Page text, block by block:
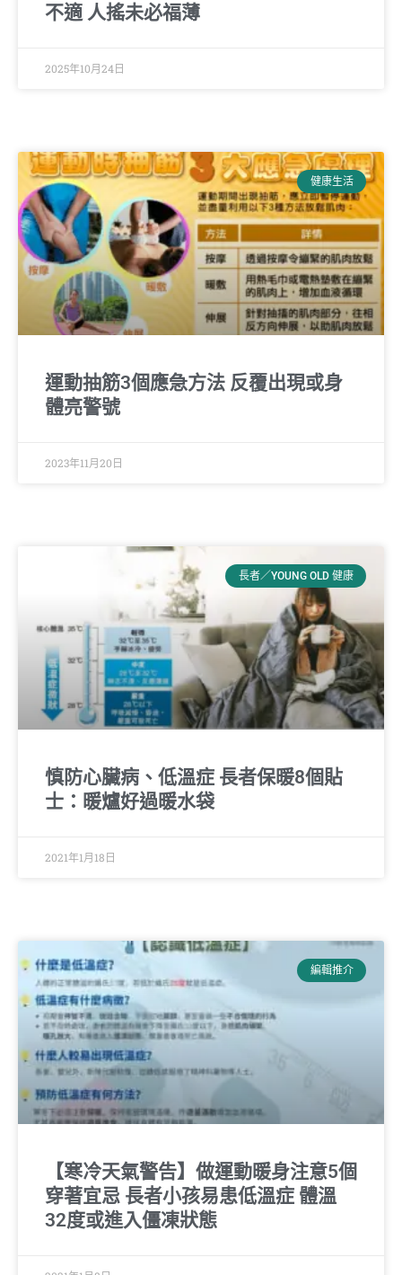
不適 人搖未必福薄
2025年10月24日
健康生活
運動抽筋3個應急方法 反覆出現或身
體亮警號
2023年11月20日
長者／YOUNG OLD 健康
慎防心臟病、低溫症 長者保暖8個貼
士：暖爐好過暖水袋
2021年1月18日
編輯推介
【寒冷天氣警告】做運動暖身注意5個
穿著宜忌 長者小孩易患低溫症 體溫
32度或進入僵凍狀態